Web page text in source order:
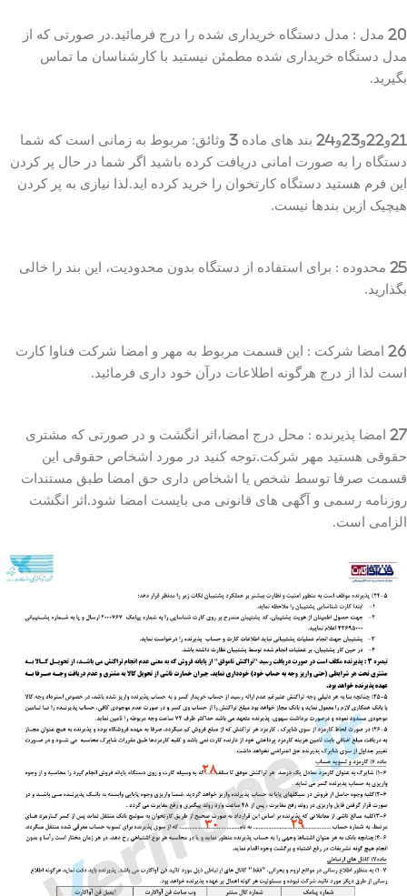
20 مدل : مدل دستگاه خریداری شده را درج فرمائید.در صورتی که از
مدل دستگاه خریداری شده مطمئن نیستید با کارشناسان ما تماس
بگیرید.
21و22و23و24 بند های ماده 3 وثائق: مربوط به زمانی است که شما
دستگاه را به صورت امانی دریافت کرده باشید اگر شما در حال پر کردن
این فرم هستید دستگاه کارتخوان را خرید کرده اید.لذا نیازی به پر کردن
هیچیک ازین بندها نیست.
25 محدوده : برای استفاده از دستگاه بدون محدودیت، این بند را خالی
بگذارید.
26 امضا شرکت : این قسمت مربوط به مهر و امضا شرکت فناوا کارت
است لذا از درج هرگونه اطلاعات درآن خود داری فرمائید.
27 امضا پذیرنده : محل درج امضا،اثر انگشت و در صورتی که مشتری
حقوقی هستید مهر شرکت.توجه کنید در مورد اشخاص حقوقی این
قسمت صرفا توسط شخص یا اشخاص داری حق امضا طبق مستندات
روزنامه رسمی و آگهی های قانونی می بایست امضا شود.اثر انگشت
الزامی است.